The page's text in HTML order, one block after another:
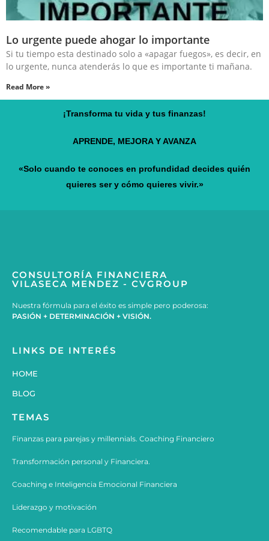
Lo urgente puede ahogar lo importante
Si tu tiempo esta destinado solo a «apagar fuegos», es decir, en
lo urgente, nunca atenderás lo que es importante ti mañana.
Read More »
¡Transforma tu vida y tus finanzas!
APRENDE, MEJORA Y AVANZA
«Solo cuando te conoces en profundidad decides quién
quieres ser y cómo quieres vivir.»
CONSULTORÍA FINANCIERA
VILASECA MENDEZ - CVGROUP
Nuestra fórmula para el éxito es simple pero poderosa:
PASIÓN + DETERMINACIÓN + VISIÓN.
LINKS DE INTERÉS
HOME
BLOG
TEMAS
Finanzas para parejas y millennials. Coaching Financiero
Transformación personal y Financiera.
Coaching e Inteligencia Emocional Financiera
Liderazgo y motivación
Recomendable para LGBTQ